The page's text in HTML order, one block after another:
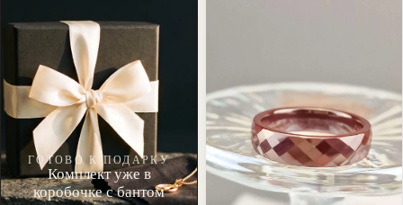
ГОТОВО К ПОДАРКУ
Комплект уже в
коробочке с бантом